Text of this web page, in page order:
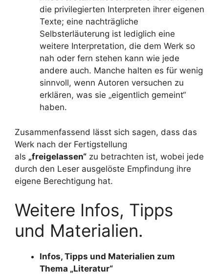
die privilegierten Interpreten ihrer eigenen
Texte; eine nachträgliche
Selbsterläuterung ist lediglich eine
weitere Interpretation, die dem Werk so
nah oder fern stehen kann wie jede
andere auch. Manche halten es für wenig
sinnvoll, wenn Autoren versuchen zu
erklären, was sie „eigentlich gemeint“
haben.
Zusammenfassend lässt sich sagen, dass das
Werk nach der Fertigstellung
als „freigelassen“ zu betrachten ist, wobei jede
durch den Leser ausgelöste Empfindung ihre
eigene Berechtigung hat.
Weitere Infos, Tipps
und Materialien.
Infos, Tipps und Materialien zum
Thema „Literatur“